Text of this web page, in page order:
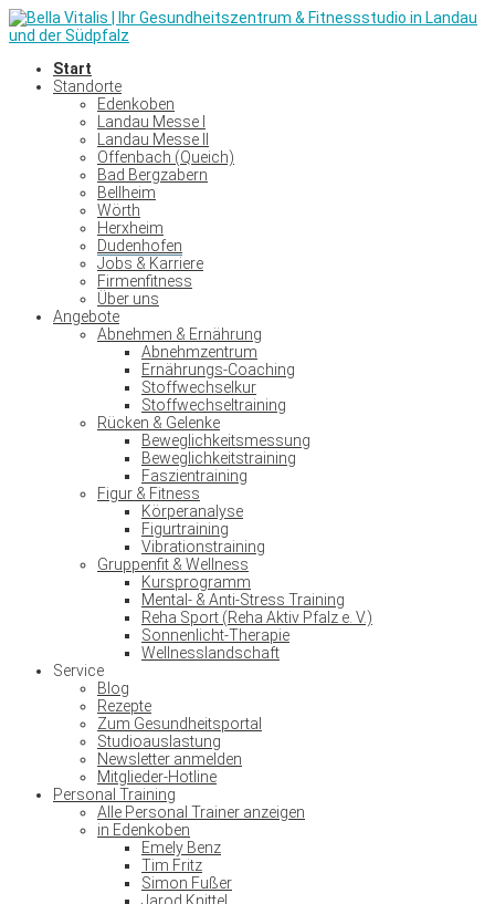
Start
Standorte
Edenkoben
Landau Messe I
Landau Messe II
Offenbach (Queich)
Bad Bergzabern
Bellheim
Wörth
Herxheim
Dudenhofen
Jobs & Karriere
Firmenfitness
Über uns
Angebote
Abnehmen & Ernährung
Abnehmzentrum
Ernährungs-Coaching
Stoffwechselkur
Stoffwechseltraining
Rücken & Gelenke
Beweglichkeitsmessung
Beweglichkeitstraining
Faszientraining
Figur & Fitness
Körperanalyse
Figurtraining
Vibrationstraining
Gruppenfit & Wellness
Kursprogramm
Mental- & Anti-Stress Training
Reha Sport (Reha Aktiv Pfalz e. V.)
Sonnenlicht-Therapie
Wellnesslandschaft
Service
Blog
Rezepte
Zum Gesundheitsportal
Studioauslastung
Newsletter anmelden
Mitglieder-Hotline
Personal Training
Alle Personal Trainer anzeigen
in Edenkoben
Emely Benz
Tim Fritz
Simon Fußer